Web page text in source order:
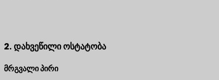
2. დახვეწილი ოსტატობა
მრგვალი პირი